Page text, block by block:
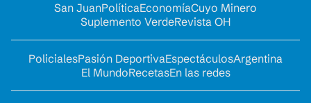
San JuanPolíticaEconomíaCuyo Minero
Suplemento VerdeRevista OH
PolicialesPasión DeportivaEspectáculosArgentina
El MundoRecetasEn las redes